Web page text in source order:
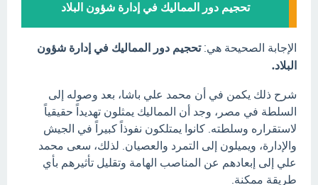
تحجيم دور المماليك في إدارة شؤون البلاد
الإجابة الصحيحة هي:تحجيم دور المماليك في إدارة شؤون
البلاد.
شرح ذلك يكمن في أن محمد علي باشا، بعد وصوله إلى
السلطة في مصر، وجد أن المماليك يمثلون تهديداً حقيقياً
لاستقراره وسلطته. كانوا يمتلكون نفوذاً كبيراً في الجيش
والإدارة، ويميلون إلى التمرد والعصيان. لذلك، سعى محمد
علي إلى إبعادهم عن المناصب الهامة وتقليل تأثيرهم بأي
طريقة ممكنة.